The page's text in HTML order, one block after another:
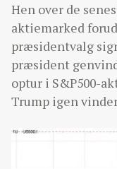
Hen over de
aktiemarked
præsidentvalg
præsident
optur i S&P500-
Trump igen